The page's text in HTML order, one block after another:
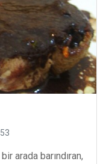
arada barındıran,